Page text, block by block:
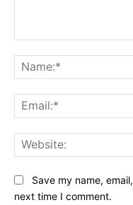
Save my name,
next time I comment.